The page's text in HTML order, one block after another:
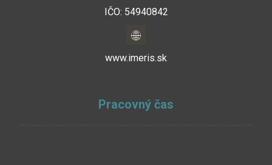
IČO: 54940842
www.imeris.sk
Pracovný čas